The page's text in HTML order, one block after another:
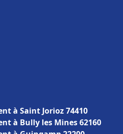
à Saint Jorioz 74410
à Bully les Mines 62160